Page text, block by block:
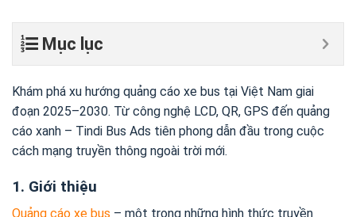
Mục lục
Khám phá xu hướng quảng cáo xe bus tại Việt Nam giai
đoạn 2025–2030. Từ công nghệ LCD, QR, GPS đến quảng
cáo xanh – Tindi Bus Ads tiên phong dẫn đầu trong cuộc
cách mạng truyền thông ngoài trời mới.
1. Giới thiệu
Quảng cáo xe bus – một trong những hình thức truyền